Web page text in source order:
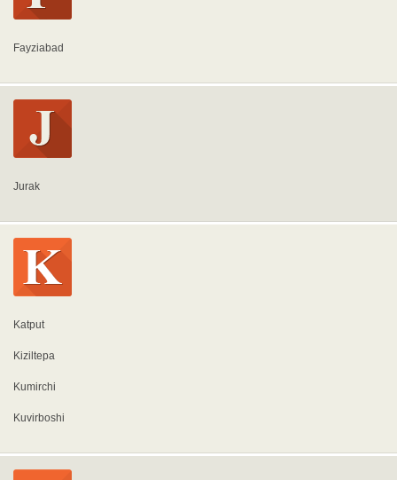
Fayziabad
Jurak
Katput
Kiziltepa
Kumirchi
Kuvirboshi